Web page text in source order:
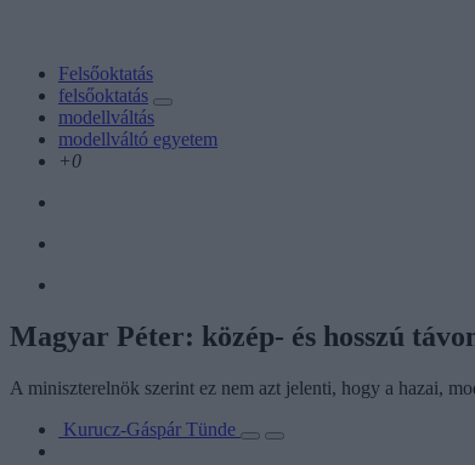
Felsőoktatás
felsőoktatás
modellváltás
modellváltó egyetem
+0
Magyar Péter: közép- és hosszú
A miniszterelnök szerint ez nem azt jelenti, hogy a hazai,
Kurucz-Gáspár Tünde